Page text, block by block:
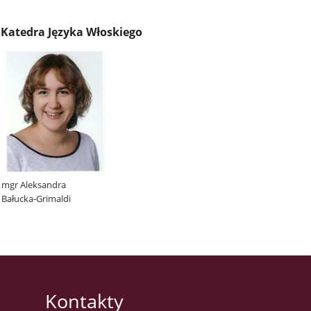
Katedra Języka Włoskiego
mgr Aleksandra
Bałucka-Grimaldi
Kontakty